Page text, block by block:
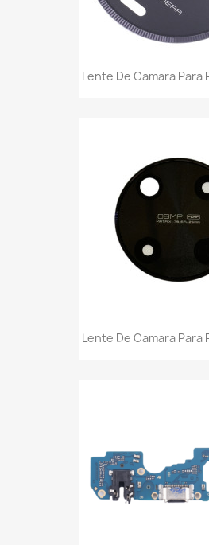
Lente De Camara Para
Lente De Camara Para